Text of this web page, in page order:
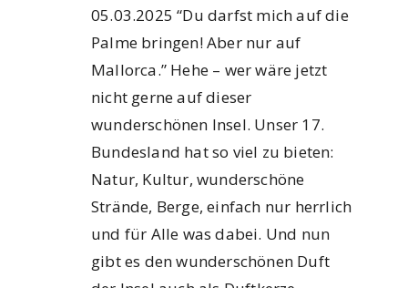
05.03.2025 “Du darfst mich auf die
Palme bringen! Aber nur auf
Mallorca.” Hehe – wer wäre jetzt
nicht gerne auf dieser
wunderschönen Insel. Unser 17.
Bundesland hat so viel zu bieten:
Natur, Kultur, wunderschöne
Strände, Berge, einfach nur herrlich
und für Alle was dabei. Und nun
gibt es den wunderschönen Duft